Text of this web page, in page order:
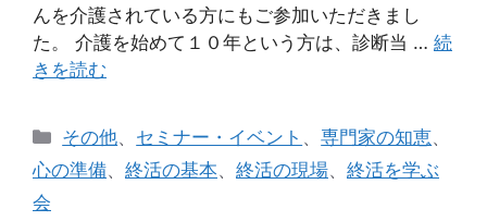
んを介護されている方にもご参加いただきまし
た。 介護を始めて１０年という方は、診断当 … 続
きを読む
カ
テ
その他、 セミナー・イベント 、専門家の知恵、
心の準備、 終活の基本、 終活の現場、 終活を学ぶ
会